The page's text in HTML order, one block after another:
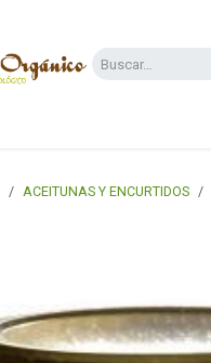
ACEITUNAS Y ENCURTIDOS